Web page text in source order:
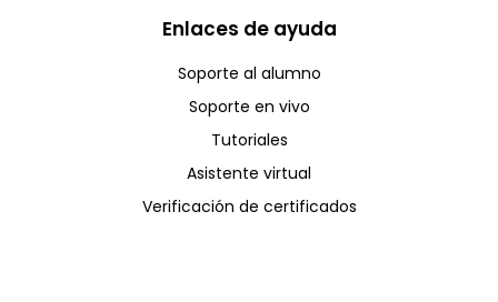
Enlaces de ayuda
Soporte al alumno
Soporte en vivo
Tutoriales
Asistente virtual
Verificación de certificados